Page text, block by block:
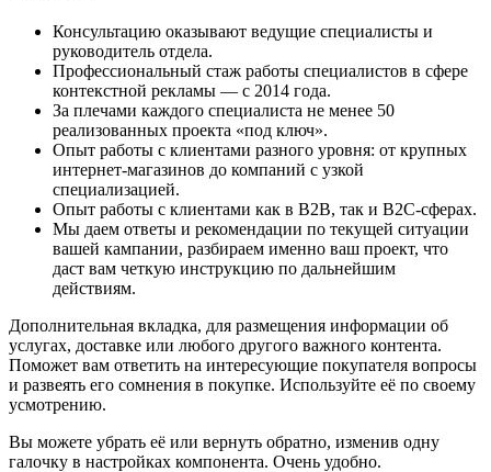
Консультацию оказывают ведущие специалисты и
руководитель отдела.
Профессиональный стаж работы специалистов в сфере
контекстной рекламы — с 2014 года.
За плечами каждого специалиста не менее 50
реализованных проекта «под ключ».
Опыт работы с клиентами разного уровня: от крупных
интернет-магазинов до компаний с узкой
специализацией.
Опыт работы с клиентами как в B2B, так и B2C-сферах.
Мы даем ответы и рекомендации по текущей ситуации
вашей кампании, разбираем именно ваш проект, что
даст вам четкую инструкцию по дальнейшим
действиям.
Дополнительная вкладка, для размещения информации об
услугах, доставке или любого другого важного контента.
Поможет вам ответить на интересующие покупателя вопросы
и развеять его сомнения в покупке. Используйте её по своему
усмотрению.
Вы можете убрать её или вернуть обратно, изменив одну
галочку в настройках компонента. Очень удобно.